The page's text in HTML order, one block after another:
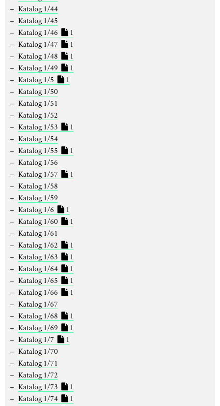
Katalog 1/44
Katalog 1/45
Katalog 1/46
1
Katalog 1/47
1
Katalog 1/48
1
Katalog 1/49
1
Katalog 1/5
1
Katalog 1/50
Katalog 1/51
Katalog 1/52
Katalog 1/53
1
Katalog 1/54
Katalog 1/55
1
Katalog 1/56
Katalog 1/57
1
Katalog 1/58
Katalog 1/59
Katalog 1/6
1
Katalog 1/60
1
Katalog 1/61
Katalog 1/62
1
Katalog 1/63
1
Katalog 1/64
1
Katalog 1/65
1
Katalog 1/66
1
Katalog 1/67
Katalog 1/68
1
Katalog 1/69
1
Katalog 1/7
1
Katalog 1/70
Katalog 1/71
Katalog 1/72
Katalog 1/73
1
Katalog 1/74
1